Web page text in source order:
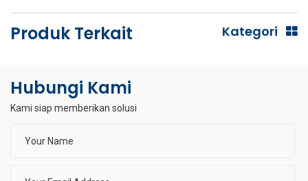
Produk Terkait Kategori
Hubungi Kami
Kami siap memberikan solusi